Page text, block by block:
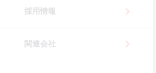
採用情報
関連会社